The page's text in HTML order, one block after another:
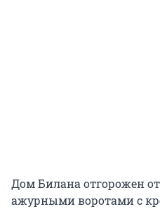
Дом Билана отгорожен
ажурными воротами с